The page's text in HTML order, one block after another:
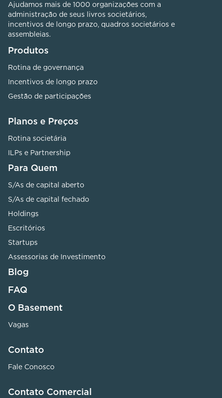
Ajudamos mais de 1000 organizações com a
administração de seus livros societários,
incentivos de longo prazo, quadros societários e
assembleias.
Produtos
Rotina de governança
Incentivos de longo prazo
Gestão de participações
Planos e Preços
Rotina societária
ILPs e Partnership
Para Quem
S/As de capital aberto
S/As de capital fechado
Holdings
Escritórios
Startups
Assessorias de Investimento
Blog
FAQ
O Basement
Vagas
Contato
Fale Conosco
Contato Comercial